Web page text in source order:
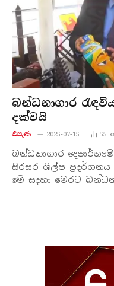
බන්ධනාගාර
දක්වයි
එසැණ 2025-07-15 55
බන්ධනාගාර
සිරසර ශිල්ප
මේ සදහා මෙරට